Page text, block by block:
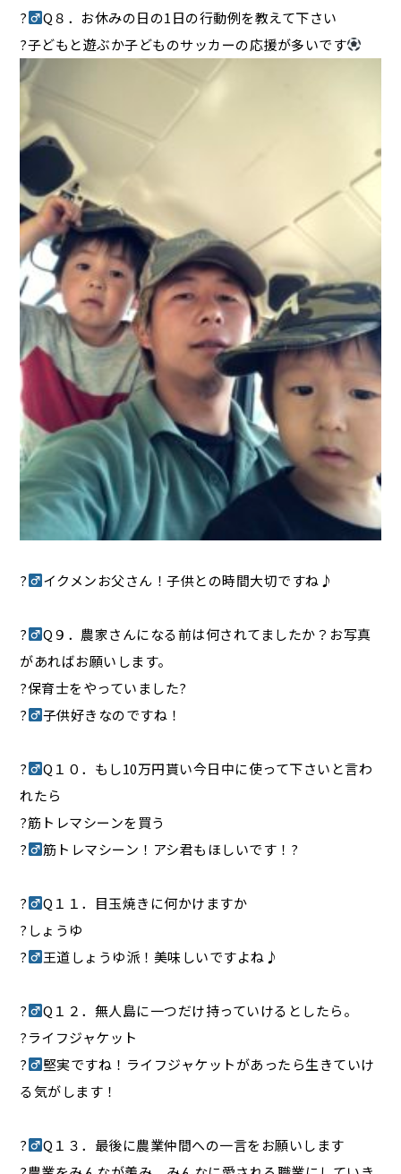
?‍
Q８．お休みの日の1日の行動例を教えて下さい
?子どもと遊ぶか子どものサッカーの応援が多いです
?‍ イクメンお父さん！子供との時間大切ですね♪
?‍
Q９．農家さんになる前は何されてましたか？お写真
があればお願いします。
?保育士をやっていました?
?‍
子供好きなのですね！
?‍
Q１０．もし10万円貰い今日中に使って下さいと言わ
れたら
?筋トレマシーンを買う
?‍
筋トレマシーン！アシ君もほしいです！?
?‍
Q１１．目玉焼きに何かけますか
?しょうゆ
?‍
王道しょうゆ派！美味しいですよね♪
?‍
Q１２．無人島に一つだけ持っていけるとしたら。
?ライフジャケット
?‍
堅実ですね！ライフジャケットがあったら生きていけ
る気がします！
?‍
Q１３．最後に農業仲間への一言をお願いします